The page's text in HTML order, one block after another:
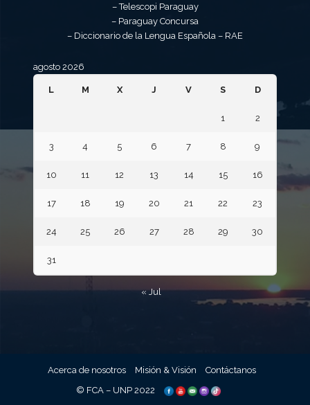
– Telescopi Paraguay
– Paraguay Concursa
– Diccionario de la Lengua Española – RAE
agosto 2026
L M X J V S D
1 2
3 4 5 6 7 8 9
10 11 12 13 14 15 16
17 18 19 20 21 22 23
24 25 26 27 28 29 30
31
« Jul
Acerca de nosotros Misión & Visión
Contáctanos
© FCA – UNP 2022